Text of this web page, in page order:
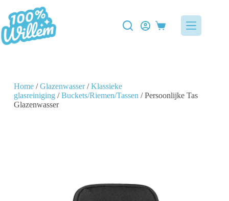
Home/Glazenwasser/Klassieke
glasreiniging/Buckets/Riemen/Tassen / Persoonlijke Tas
Glazenwasser